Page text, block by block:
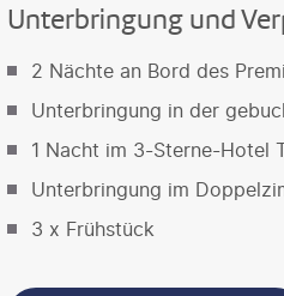
Unterbringung und
2 Nächte an Bord des
Unterbringung in der
1 Nacht im 3-Sterne-Hotel
Unterbringung im
3 x Frühstück